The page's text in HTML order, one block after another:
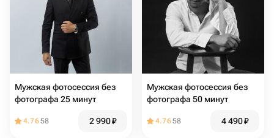
Мужская фотосессия без
фотографа 25 минут
4.7658 2 990₽
Мужская фотосессия без
фотографа 50 минут
4.7658 4 490₽